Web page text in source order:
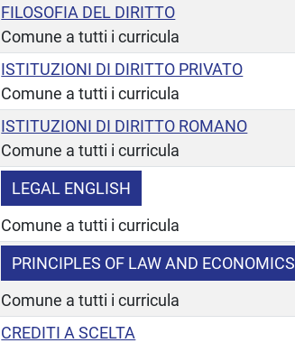
FILOSOFIA DEL DIRITTO
Comune a tutti i curricula
ISTITUZIONI DI DIRITTO PRIVATO
Comune a tutti i curricula
ISTITUZIONI DI DIRITTO ROMANO
Comune a tutti i curricula
LEGAL ENGLISH
Comune a tutti i curricula
PRINCIPLES OF LAW AND ECONOMICS
Comune a tutti i curricula
CREDITI A SCELTA